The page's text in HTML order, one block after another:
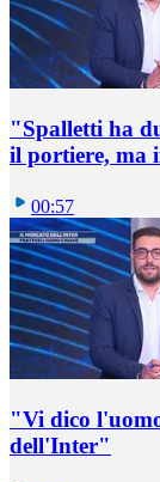
"Spalletti ha
il portiere, ma
00:57
"Vi dico
dell'Inter"